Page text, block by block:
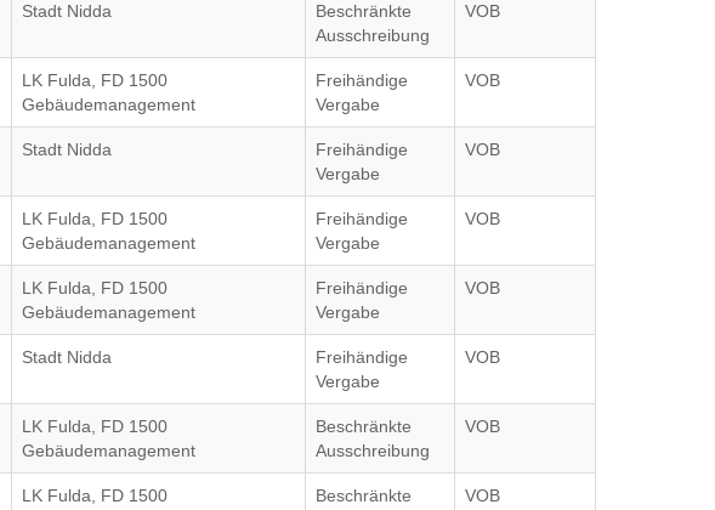
Stadt Nidda
Beschränkte
Ausschreibung
VOB
LK Fulda, FD 1500
Gebäudemanagement
Freihändige
Vergabe
VOB
Stadt Nidda
Freihändige
Vergabe
VOB
LK Fulda, FD 1500
Gebäudemanagement
Freihändige
Vergabe
VOB
LK Fulda, FD 1500
Gebäudemanagement
Freihändige
Vergabe
VOB
Stadt Nidda
Freihändige
Vergabe
VOB
LK Fulda, FD 1500
Gebäudemanagement
Beschränkte
Ausschreibung
VOB
LK Fulda, FD 1500 Beschränkte VOB